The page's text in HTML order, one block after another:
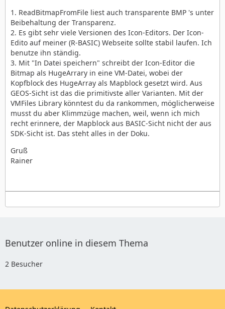
1. ReadBitmapFromFile liest auch transparente BMP 's unter
Beibehaltung der Transparenz.
2. Es gibt sehr viele Versionen des Icon-Editors. Der Icon-
Edito auf meiner (R-BASIC) Webseite sollte stabil laufen. Ich
benutze ihn ständig.
3. Mit "In Datei speichern" schreibt der Icon-Editor die
Bitmap als HugeArrary in eine VM-Datei, wobei der
Kopfblock des HugeArray als Mapblock gesetzt wird. Aus
GEOS-Sicht ist das die primitivste aller Varianten. Mit der
VMFiles Library könntest du da rankommen, möglicherweise
musst du aber Klimmzüge machen, weil, wenn ich mich
recht erinnere, der Mapblock aus BASIC-Sicht nicht der aus
SDK-Sicht ist. Das steht alles in der Doku.
Gruß
Rainer
Benutzer online in diesem Thema
2 Besucher